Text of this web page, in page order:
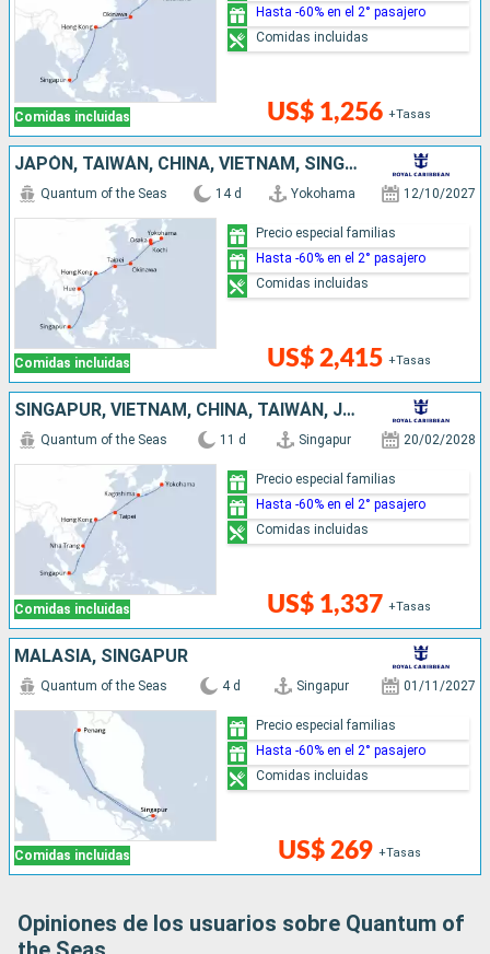
Comidas incluidas US$ 1,256 +Tasas
Hasta -60% en el 2° pasajero
Comidas incluidas
JAPÓN, TAIWÁN, CHINA, VIETNAM, SINGAPUR
Comidas incluidas
Quantum of the Seas 14 d Yokohama 12/10/2027
US$ 2,415 +Tasas
Precio especial familias
Hasta -60% en el 2° pasajero
Comidas incluidas
SINGAPUR, VIETNAM, CHINA, TAIWÁN, JAPÓN
Comidas incluidas
Quantum of the Seas 11 d Singapur 20/02/2028
US$ 1,337 +Tasas
Precio especial familias
Hasta -60% en el 2° pasajero
Comidas incluidas
MALASIA, SINGAPUR
Comidas incluidas
Quantum of the Seas 4 d Singapur 01/11/2027
US$ 269 +Tasas
Precio especial familias
Hasta -60% en el 2° pasajero
Comidas incluidas
Opiniones de los usuarios sobre Quantum of